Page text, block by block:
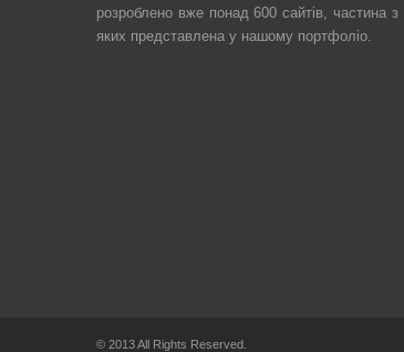
розроблено вже понад 600 сайтів, частина з
яких представлена у нашому портфоліо.
© 2013 All Rights Reserved.